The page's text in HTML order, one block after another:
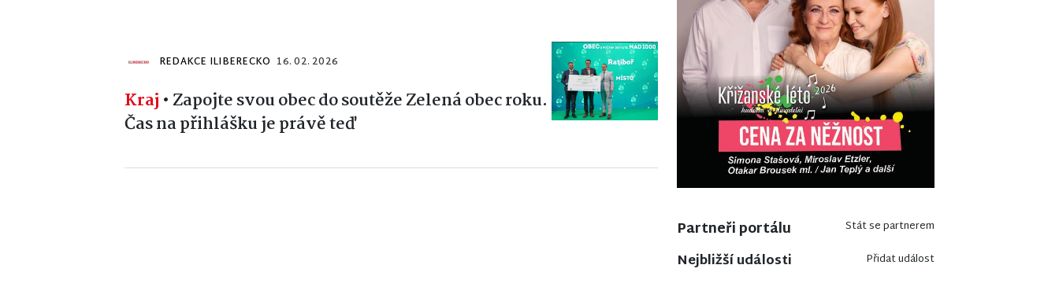
REDAKCE ILIBERECKO 16. 02. 2026
Kraj • Zapojte svou obec do soutěže Zelená obec roku.
Čas na přihlášku je právě teď
Partneři portálu Stát se partnerem
Nejbližší události Přidat událost